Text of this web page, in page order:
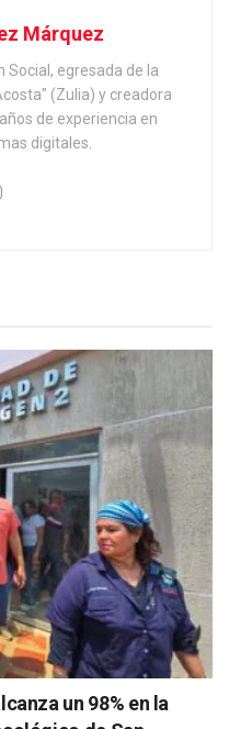
Márquez
Social, egresada de la
(Zulia) y creadora
de experiencia en
digitales.
un 98% en la